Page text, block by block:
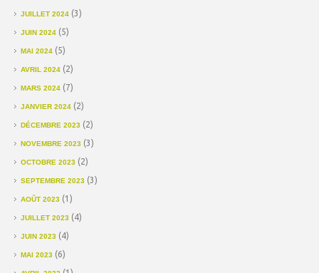
JUILLET 2024 (3)
JUIN 2024 (5)
MAI 2024 (5)
AVRIL 2024 (2)
MARS 2024 (7)
JANVIER 2024 (2)
DÉCEMBRE 2023 (2)
NOVEMBRE 2023 (3)
OCTOBRE 2023 (2)
SEPTEMBRE 2023 (3)
AOÛT 2023 (1)
JUILLET 2023 (4)
JUIN 2023 (4)
MAI 2023 (6)